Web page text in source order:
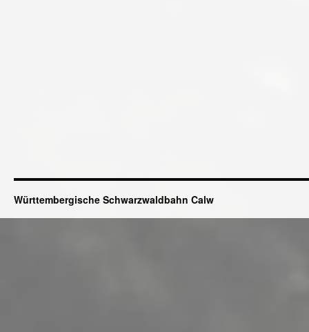
Württembergische Schwarzwaldbahn Calw